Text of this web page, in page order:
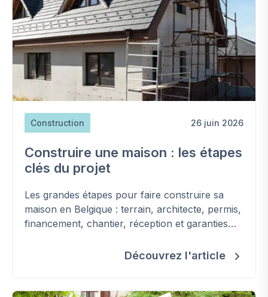
Construction 26 juin 2026
Construire une maison : les étapes
clés du projet
Les grandes étapes pour faire construire sa
maison en Belgique : terrain, architecte, permis,
financement, chantier, réception et garanties
Découvrez l'article